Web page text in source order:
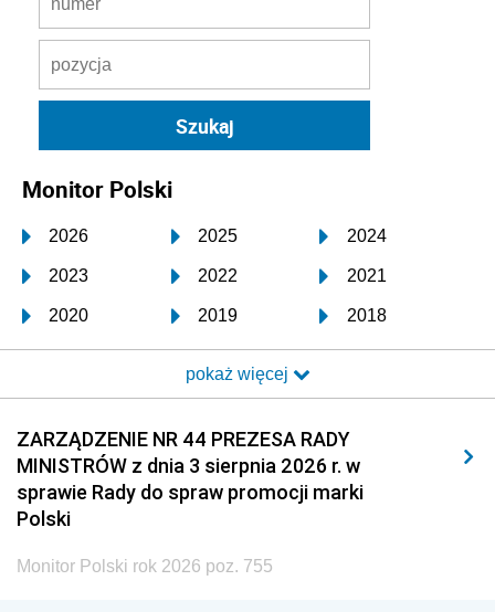
Monitor Polski
2026 2025 2024
2023 2022 2021
2020 2019 2018
2017 2016 2015
2014 2013 2012
2011 2010 2009
2008 2007 2006
2005
pokaż więcej
ZARZĄDZENIE NR 44 PREZESA RADY
MINISTRÓW z dnia 3 sierpnia 2026 r. w
sprawie Rady do spraw promocji marki
Polski
Monitor Polski rok 2026 poz. 755